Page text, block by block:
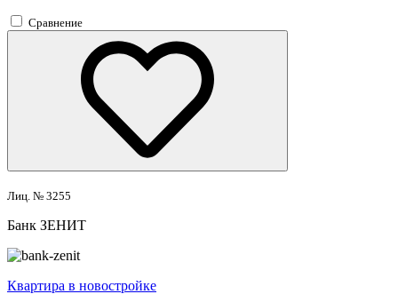
Сравнение
Лиц. № 3255
Банк ЗЕНИТ
Квартира в новостройке